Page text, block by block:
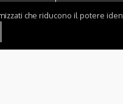
che riducono il potere